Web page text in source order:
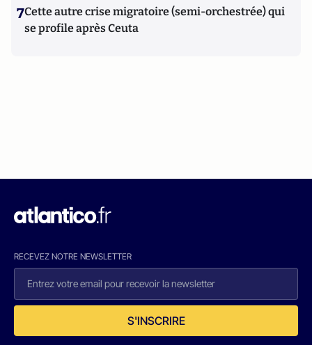
7Cette autre crise migratoire (semi-orchestrée) qui
se profile après Ceuta
RECEVEZ NOTRE NEWSLETTER
S'INSCRIRE